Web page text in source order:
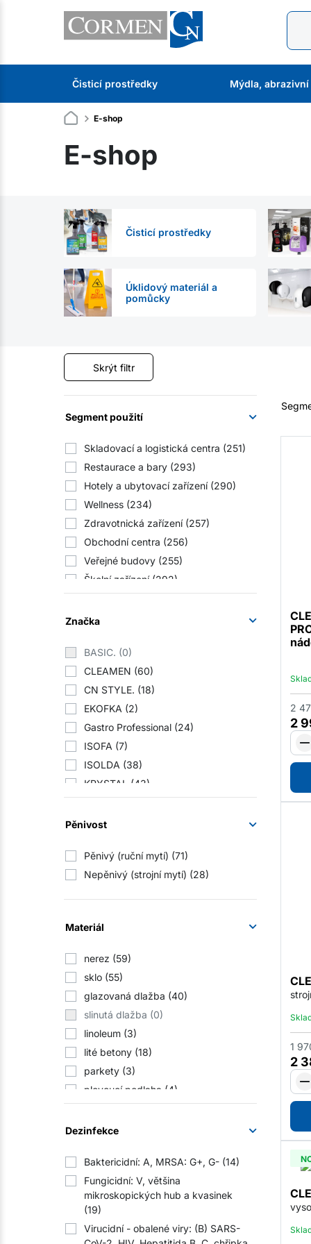
Čisticí prostředky Mýdla,
E-shop
E-shop
Čisticí prostředky
Úklidový materiál a
pomůcky
Skrýt filtr
Segment použití
Skladovací a logistická centra (251)
Restaurace a bary (293)
Hotely a ubytovací zařízení (290)
Wellness (234)
Zdravotnická zařízení (257)
Obchodní centra (256)
Veřejné budovy (255)
Školní zařízení (292)
Hromadné stravování
Profesionální prádelny
Sportoviště a tělocvičny
Průmyslové podniky
Distributor (3)
Značka
BASIC. (0)
CLEAMEN (60)
CN STYLE. (18)
EKOFKA (2)
Gastro Professional (24)
ISOFA (7)
ISOLDA (38)
KRYSTAL (43)
Perfume zone
VAKAVO (10)
Pěnivost
Pěnivý (ruční mytí) (71)
Nepěnivý (strojní mytí) (28)
Materiál
nerez (59)
sklo (55)
glazovaná dlažba (40)
slinutá dlažba (0)
linoleum (3)
lité betony (18)
parkety (3)
plovoucí podlaha (4)
přírodní kámen
keramika (67)
ošetřené dřevo (12)
plast (28)
neglazovaná dlažba (30)
Dezinfekce
Baktericidní: A, MRSA: G+, G- (14)
Fungicidní: V, většina
mikroskopických hub a kvasinek
(19)
Virucidní - obalené viry: (B) SARS-
2
2
2
1